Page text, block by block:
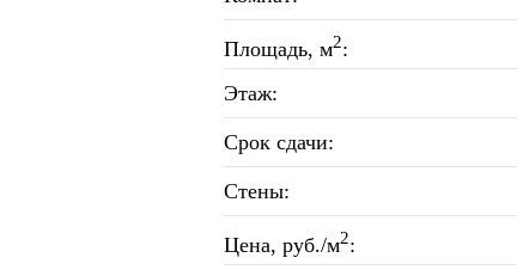
Площадь, м2:
Этаж:
Срок сдачи:
Стены:
Цена, руб./м2: